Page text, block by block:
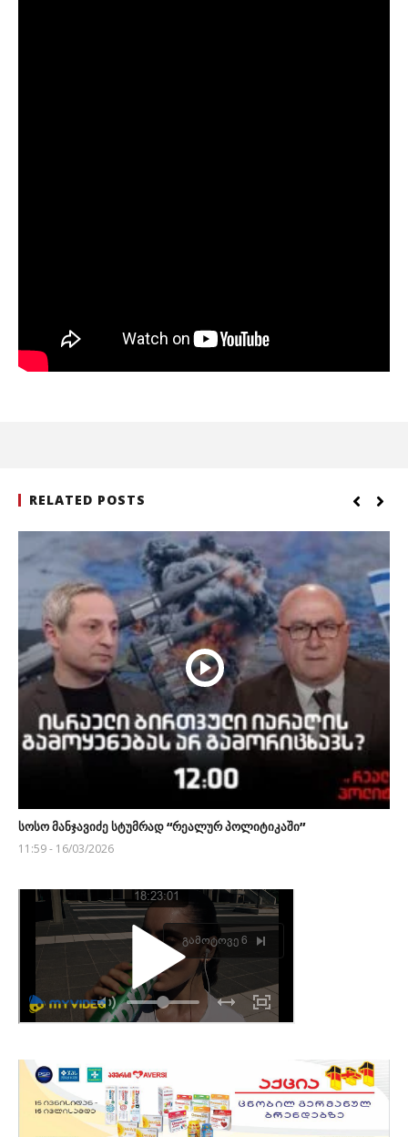
RELATED POSTS
სოსო მანჯავიძე სტუმრად “რეალურ პოლიტიკაში”
11:59 - 16/03/2026